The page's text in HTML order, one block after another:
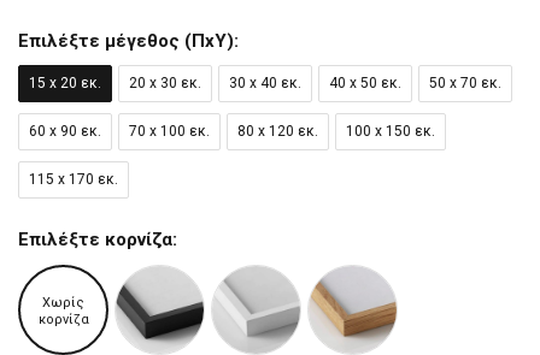
Επιλέξτε μέγεθος (ΠxΥ):
15 x 20 εκ. 20 x 30 εκ. 30 x 40 εκ. 40 x 50 εκ. 50 x 70 εκ.
60 x 90 εκ. 70 x 100 εκ. 80 x 120 εκ. 100 x 150 εκ.
115 x 170 εκ.
Επιλέξτε κορνίζα:
Χωρίς
κορνίζα